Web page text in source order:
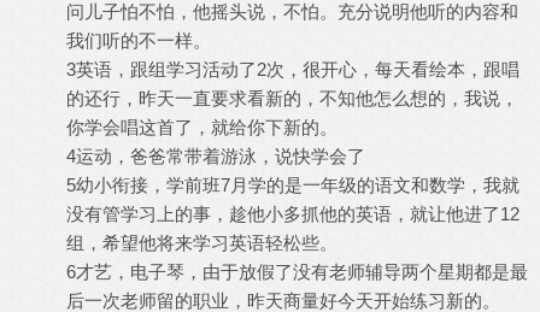
问儿子怕不怕，他摇头说，不怕。充分说明他听的内容和
我们听的不一样。
3英语，跟组学习活动了2次，很开心，每天看绘本，跟唱
的还行，昨天一直要求看新的，不知他怎么想的，我说，
你学会唱这首了，就给你下新的。
4运动，爸爸常带着游泳，说快学会了
5幼小衔接，学前班7月学的是一年级的语文和数学，我就
没有管学习上的事，趁他小多抓他的英语，就让他进了12
组，希望他将来学习英语轻松些。
6才艺，电子琴，由于放假了没有老师辅导两个星期都是最
后一次老师留的职业，昨天商量好今天开始练习新的。